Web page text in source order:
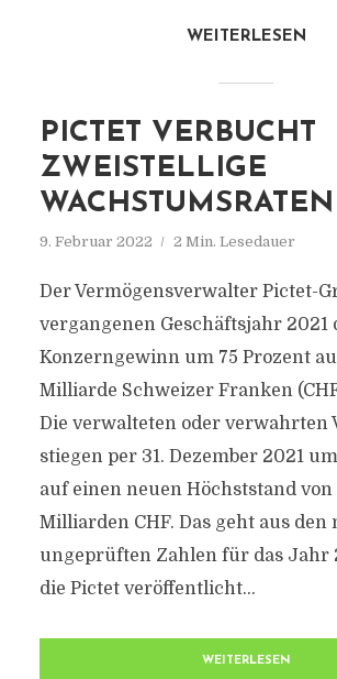
WEITERLESEN
PICTET VERBUCHT
ZWEISTELLIGE
9. Februar 2022 2 Min. Lesedauer
Der Vermögensverwalter Pictet-
vergangenen Geschäftsjahr 2021
Konzerngewinn um 75 Prozent
Milliarde Schweizer Franken
Die verwalteten oder verwahrten
stiegen per 31. Dezember 2021
auf einen neuen Höchststand von
Milliarden CHF. Das geht aus den
ungeprüften Zahlen für das Jahr
die Pictet veröffentlicht...
WEITERLESEN